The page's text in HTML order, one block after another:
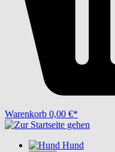
Warenkorb 0,00 €*
Hund